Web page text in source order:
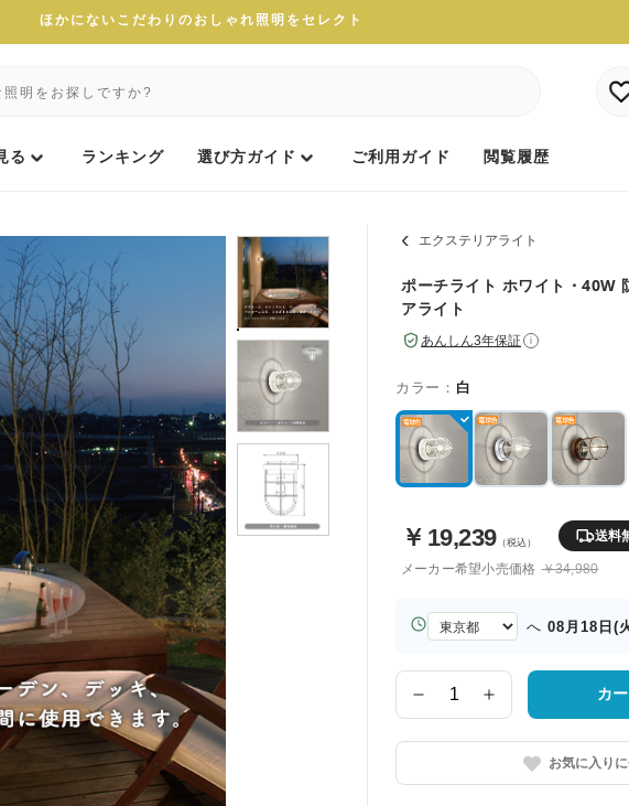
ほかにないこだわりのおしゃれ照明をセレクト
る ランキング 選び方ガイド ご利用ガイド 閲覧履歴
エクステリアライト
ポーチライト ホワイト・40W
アライト
あんしん3年保証 i
カラー： 白
￥ 19,239（税込） 送料
メーカー希望小売価格 ￥34,980
お
届
へ 08月18日(
数
量
カ
お気に入り